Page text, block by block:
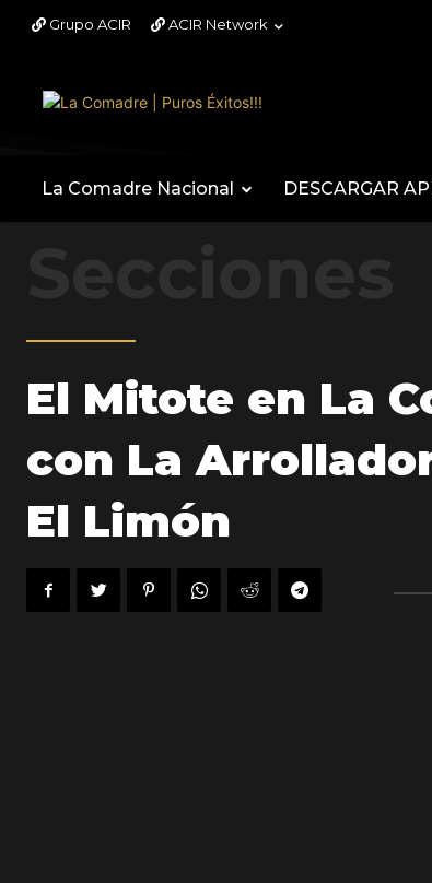
Grupo ACIR ACIR Network
La Comadre Nacional DESCARGAR
El Mitote en La
con La
El Limón